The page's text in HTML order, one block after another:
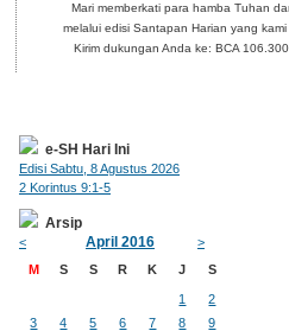
Mari memberkati para hamba Tuhan
melalui edisi Santapan Harian yang
Kirim dukungan Anda ke: BCA
e-SH Hari Ini
Edisi Sabtu, 8 Agustus 2026
2 Korintus 9:1-5
Arsip
< April 2016
>
M
S S R K J S
1
2
3
4 5 6 7 8
9